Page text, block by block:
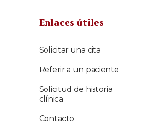
Enlaces útiles
Solicitar una cita
Referir a un paciente
Solicitud de historia
clínica
Contacto